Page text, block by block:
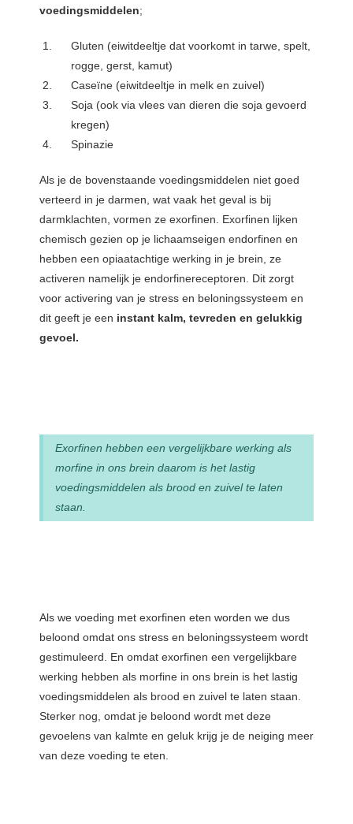
voedingsmiddelen;
Gluten (eiwitdeeltje dat voorkomt in tarwe, spelt,
rogge, gerst, kamut)
Caseïne (eiwitdeeltje in melk en zuivel)
Soja (ook via vlees van dieren die soja gevoerd
kregen)
Spinazie
Als je de bovenstaande voedingsmiddelen niet goed
verteerd in je darmen, wat vaak het geval is bij
darmklachten, vormen ze exorfinen. Exorfinen lijken
chemisch gezien op je lichaamseigen endorfinen en
hebben een opiaatachtige werking in je brein, ze
activeren namelijk je endorfinereceptoren. Dit zorgt
voor activering van je stress en beloningssysteem en
dit geeft je een instant kalm, tevreden en gelukkig
gevoel.
Exorfinen hebben een vergelijkbare werking als
morfine in ons brein daarom is het lastig
voedingsmiddelen als brood en zuivel te laten
staan.
Als we voeding met exorfinen eten worden we dus
beloond omdat ons stress en beloningssysteem wordt
gestimuleerd. En omdat exorfinen een vergelijkbare
werking hebben als morfine in ons brein is het lastig
voedingsmiddelen als brood en zuivel te laten staan.
Sterker nog, omdat je beloond wordt met deze
gevoelens van kalmte en geluk krijg je de neiging meer
van deze voeding te eten.